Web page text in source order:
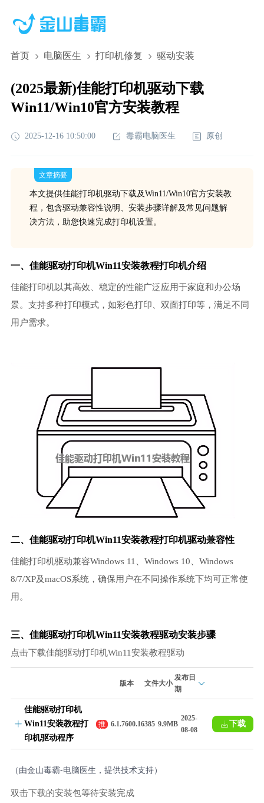
首页 电脑医生 打印机修复 驱动安装
(2025最新)佳能打印机驱动下载
Win11/Win10官方安装教程
2025-12-16 10:50:00 毒霸电脑医生 原创
文章摘要
本文提供佳能打印机驱动下载及Win11/Win10官方安装教
程，包含驱动兼容性说明、安装步骤详解及常见问题解
决方法，助您快速完成打印机设置。
一、佳能驱动打印机Win11安装教程打印机介绍
佳能打印机以其高效、稳定的性能广泛应用于家庭和办公场
景。支持多种打印模式，如彩色打印、双面打印等，满足不同
用户需求。
二、佳能驱动打印机Win11安装教程打印机驱动兼容性
佳能打印机驱动兼容Windows 11、Windows 10、Windows
8/7/XP及macOS系统，确保用户在不同操作系统下均可正常使
用。
三、佳能驱动打印机Win11安装教程驱动安装步骤
点击下载佳能驱动打印机Win11安装教程驱动
版本 文件大小
发布日
期
佳能驱动打印机
Win11安装教程打
印机驱动程序
推
荐
6.1.7600.16385 9.9MB
2025-
08-08
下载
（由金山毒霸-电脑医生，提供技术支持）
双击下载的安装包等待安装完成